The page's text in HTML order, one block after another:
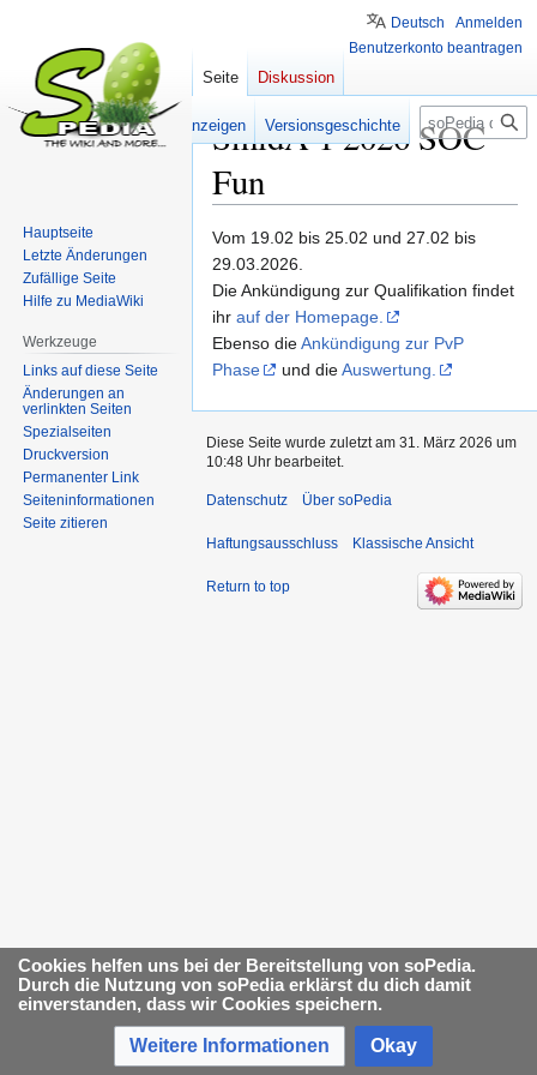
SmidA 1 2026 SOC
Fun
Zur
Navigation
springen
Zur
Suche
springen
Vom 19.02 bis 25.02 und 27.02 bis
29.03.2026.
Die Ankündigung zur Qualifikation findet
ihr auf der Homepage.
Ebenso dieAnkündigung zur PvP
Phase
und dieAuswertung.
Cookies helfen uns bei der Bereitstellung von soPedia.
Durch die Nutzung von soPedia erklärst du dich damit
einverstanden, dass wir Cookies speichern.
Weitere Informationen Okay
Deutsch
Anmelden
Benutzerkonto beantragen
Seite Diskussion
Lesen Quelltext anzeigen Versionsgeschichte Suche
Hauptseite
Letzte Änderungen
Zufällige Seite
Hilfe zu MediaWiki
Werkzeuge
Links auf diese Seite
Änderungen an
verlinkten Seiten
Spezialseiten
Druckversion
Permanenter Link
Seiten­­informationen
Seite zitieren
Diese Seite wurde zuletzt am 31. März 2026 um
10:48 Uhr bearbeitet.
Datenschutz Über soPedia
Haftungsausschluss Klassische Ansicht
Return to top